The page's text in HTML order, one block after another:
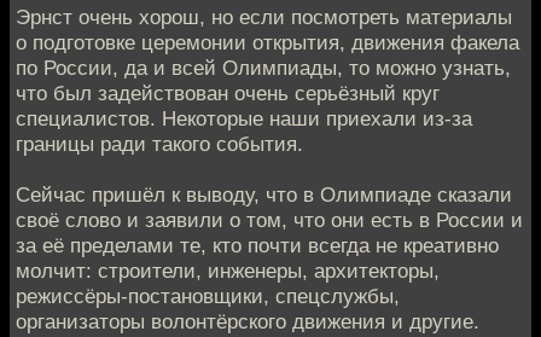
Эрнст очень хорош, но если посмотреть материалы
о подготовке церемонии открытия, движения факела
по России, да и всей Олимпиады, то можно узнать,
что был задействован очень серьёзный круг
специалистов. Некоторые наши приехали из-за
границы ради такого события.
Сейчас пришёл к выводу, что в Олимпиаде сказали
своё слово и заявили о том, что они есть в России и
за её пределами те, кто почти всегда не креативно
молчит: строители, инженеры, архитекторы,
режиссёры-постановщики, спецслужбы,
организаторы волонтёрского движения и другие.